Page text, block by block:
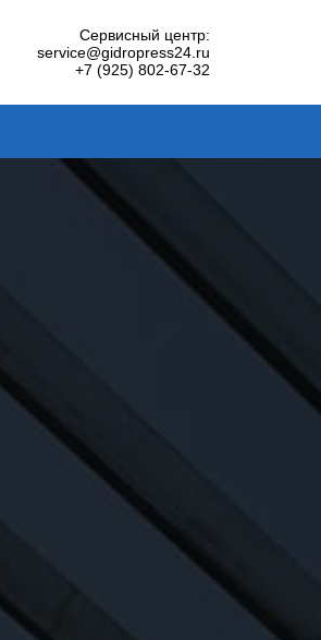
Сервисный центр:
service@gidropress24.ru
+7 (925) 802-67-32